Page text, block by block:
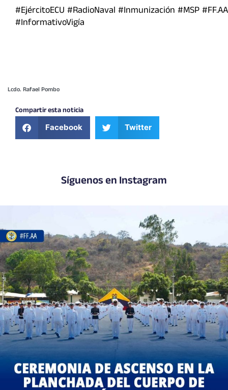
#EjércitoECU #RadioNaval #Inmunización #MSP #FF.AA
#InformativoVigía
Lcdo. Rafael Pombo
Compartir esta noticia
Facebook Twitter
Síguenos en Instagram